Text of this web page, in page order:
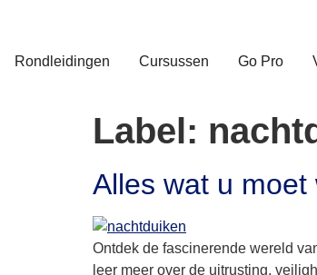
Rondleidingen Cursussen Go Pro
Label:
Alles wat u
Ontdek de fascinerende wereld
leer meer over de uitrusting,